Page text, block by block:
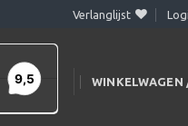
Verlanglijst
WINKELWAGEN